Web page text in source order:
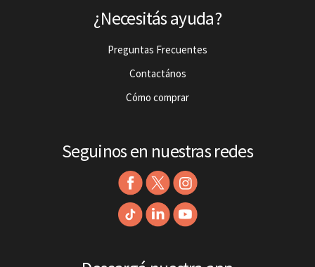
¿Necesitás ayuda?
Preguntas Frecuentes
Contactános
Cómo comprar
Seguinos en nuestras redes